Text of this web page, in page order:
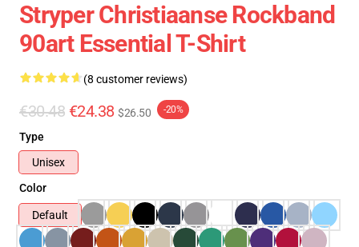
Stryper Christiaanse Rockband
90art Essential T-Shirt
(8 customer reviews)
€30.48 €24.38 $26.50 -20%
Type
Unisex
Color
Default